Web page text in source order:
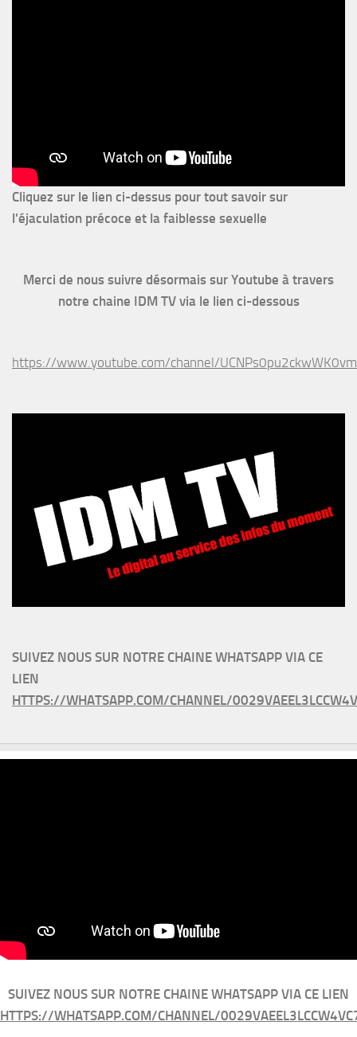
Cliquez sur le lien ci-dessus pour tout savoir sur
l'éjaculation précoce et la faiblesse sexuelle
Merci de nous suivre désormais sur Youtube à travers
notre chaine IDM TV via le lien ci-dessous
https://www.youtube.com/channel/
SUIVEZ NOUS SUR NOTRE CHAINE WHATSAPP VIA CE
LIEN
HTTPS://WHATSAPP.COM/CHANNEL/
SUIVEZ NOUS SUR NOTRE CHAINE WHATSAPP VIA CE LIEN
HTTPS://WHATSAPP.COM/CHANNEL/